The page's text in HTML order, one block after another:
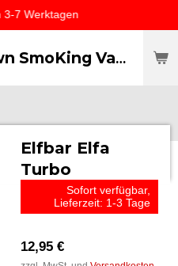
Dampftown SmoKing Vapor specialist & CO / VAPE ONLY THE BEST
3-7 Werktagen
Elfbar Elfa
Turbo
Sofort verfügbar,
Lieferzeit: 1-3 Tage
12,95 €